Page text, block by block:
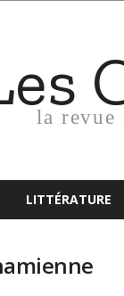
la revue
LITTÉRATURE